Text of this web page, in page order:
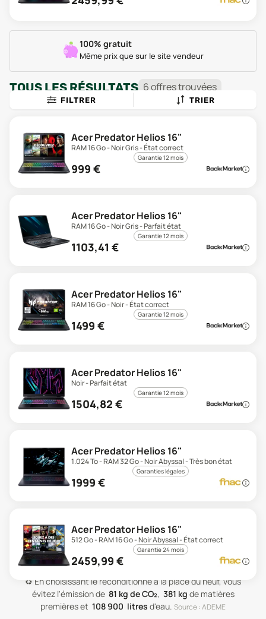
100% gratuit
Même prix que sur le site vendeur
TOUS LES RÉSULTATS 6offrestrouvées
FILTRER TRIER
Acer Predator Helios 16"
RAM 16 Go - Noir Gris - État correct
Garantie 12 mois
999 €
Acer Predator Helios 16"
RAM 16 Go - Noir Gris - Parfait état
Garantie 12 mois
1103,41 €
Acer Predator Helios 16"
RAM 16 Go - Noir - État correct
Garantie 12 mois
1499 €
Acer Predator Helios 16"
Noir - Parfait état
Garantie 12 mois
1504,82 €
Acer Predator Helios 16"
1.024 To - RAM 32 Go - Noir Abyssal - Très bon état
Garanties légales
1999 €
Acer Predator Helios 16"
512 Go - RAM 16 Go - Noir Abyssal - État correct
Garantie 24 mois
2459,99 €
♻️ En choisissant le reconditionné à la place du neuf, vous
évitez l'émission de 81 kg de CO₂, 381 kg de matières
premièreset 108 900 litres d'eau. Source : ADEME